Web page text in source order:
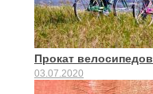
Прокат велосипедов
03.07.2020